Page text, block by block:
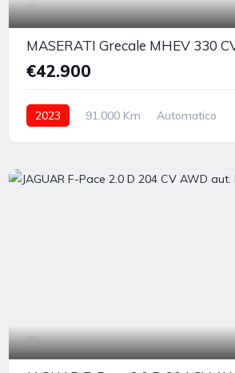
MASERATI Grecale MHEV 330
€42.900
2023 91.000 Km
Automatico